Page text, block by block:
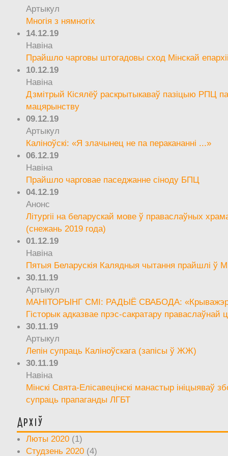
Артыкул
Многія з нямногіх
14.12.19
Навіна
Прайшло чарговы штогадовы сход Мінскай
10.12.19
Навіна
Дзмітрый Кісялёў раскрытыкаваў пазіцыю РПЦ
мацярынству
09.12.19
Артыкул
Каліноўскі: «Я злачынец не па перакананні ...»
06.12.19
Навіна
Прайшло чарговае паседжанне сіноду БПЦ
04.12.19
Анонс
Літургіі на беларускай мове ў праваслаўных
(снежань 2019 года)
01.12.19
Навіна
Пятыя Беларускія Калядныя чытання прайшлі ў
30.11.19
Артыкул
МАНІТОРЫНГ СМІ: РАДЫЁ СВАБОДА:
Гісторык адказвае прэс-сакратару праваслаўнай
30.11.19
Артыкул
Лепін супраць Каліноўскага (запісы ў ЖЖ)
30.11.19
Навіна
Мінскі Свята-Елісавецінскі манастыр ініцыяваў
супраць прапаганды ЛГБТ
Архіў
Люты 2020 (1)
Студзень 2020 (4)